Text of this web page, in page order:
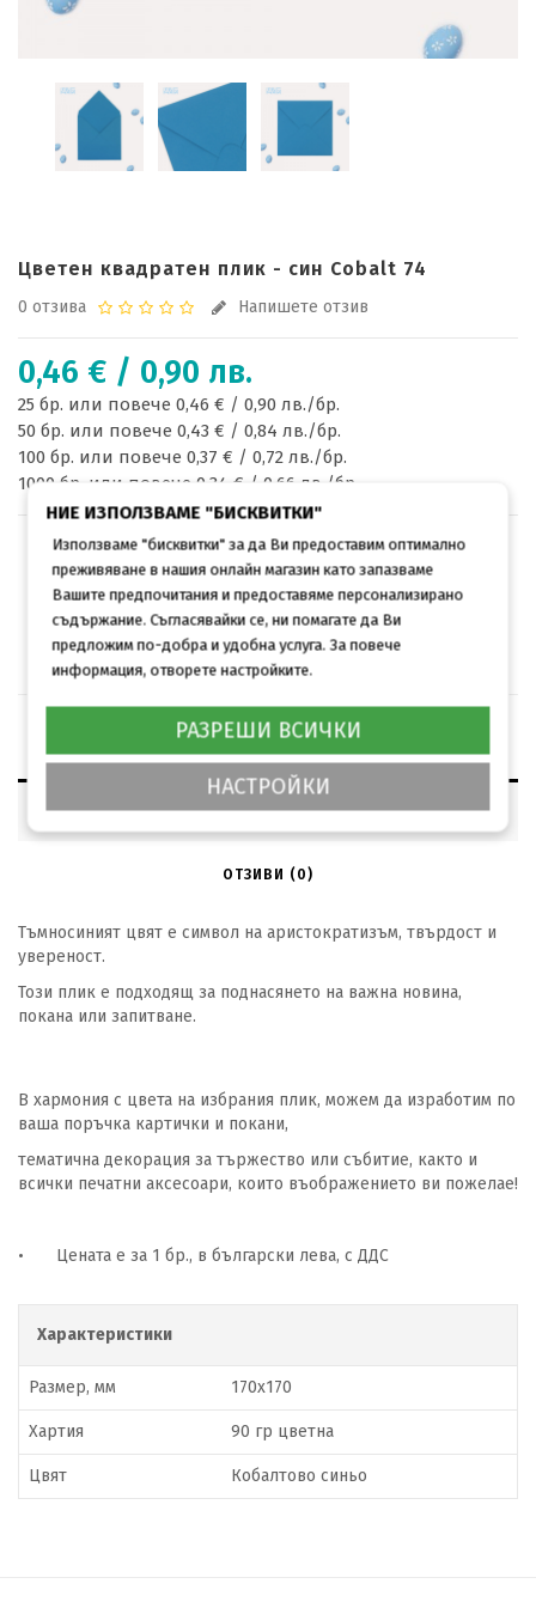
Цветен квадратен плик - син Cobalt 74
0 отзива Напишете отзив
0,46 € / 0,90 лв.
25 бр. или повече 0,46 € / 0,90 лв./бр.
50 бр. или повече 0,43 € / 0,84 лв./бр.
100 бр. или повече 0,37 € / 0,72 лв./бр.
1000 бр. или повече 0,34 € / 0,66 лв./бр.
КУПИ
Минимален брой за поръчка: 25
ОПИСАНИЕ
ОТЗИВИ (0)
Тъмносиният цвят е символ на аристократизъм, твърдост и
увереност.
Този плик е подходящ за поднасянето на важна новина,
покана или запитване.
В хармония с цвета на избрания плик, можем да изработим по
ваша поръчка картички и покани,
тематична декорация за тържество или събитие, както и
всички печатни аксесоари, които въображението ви пожелае!
• Цената е за 1 бр., в български лева, с ДДС
Характеристики
Размер, мм 170x170
Хартия 90 гр цветна
Цвят Кобалтово синьо
НИЕ ИЗПОЛЗВАМЕ "БИСКВИТКИ"
Използваме "бисквитки" за да Ви предоставим оптимално
преживяване в нашия онлайн магазин като запазваме
Вашите предпочитания и предоставяме персонализирано
съдържание. Съгласявайки се, ни помагате да Ви
предложим по-добра и удобна услуга. За повече
информация, отворете настройките.
РАЗРЕШИ ВСИЧКИ
НАСТРОЙКИ